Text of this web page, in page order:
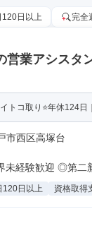
120日以上 完全
営業アシスタ
トコ取り⭐年休124日
市西区高塚台
経験歓迎 ◎第二
120日以上 資格取得